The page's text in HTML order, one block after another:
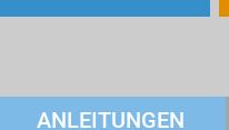
ANLEITUNGEN